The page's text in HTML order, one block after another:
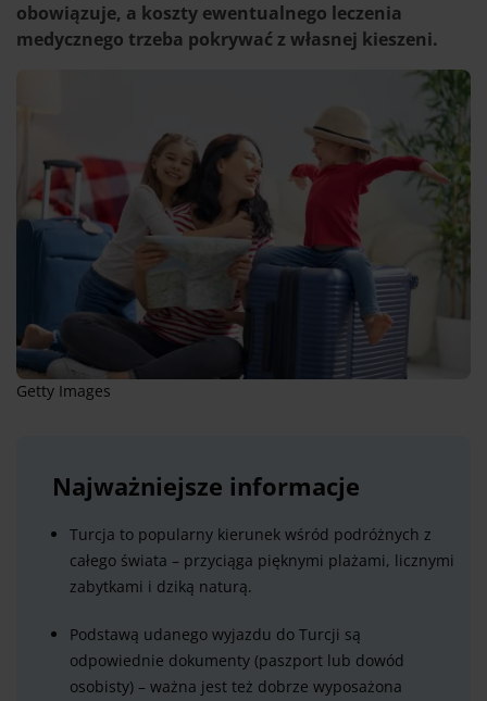
obowiązuje, a koszty ewentualnego leczenia
medycznego trzeba pokrywać z własnej kieszeni.
Getty Images
Najważniejsze informacje
Turcja to popularny kierunek wśród podróżnych z
całego świata – przyciąga pięknymi plażami, licznymi
zabytkami i dziką naturą.
Podstawą udanego wyjazdu do Turcji są
odpowiednie dokumenty (paszport lub dowód
osobisty) – ważna jest też dobrze wyposażona